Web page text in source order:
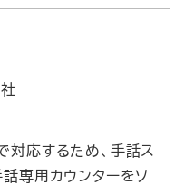
対応するため、手話ス
専用カウンターをソ